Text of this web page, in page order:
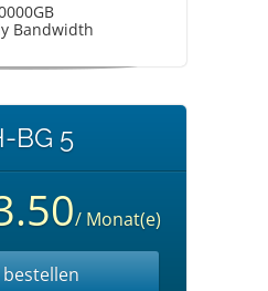
Bandwidth
BG 5
/ Monat(e)
bestellen